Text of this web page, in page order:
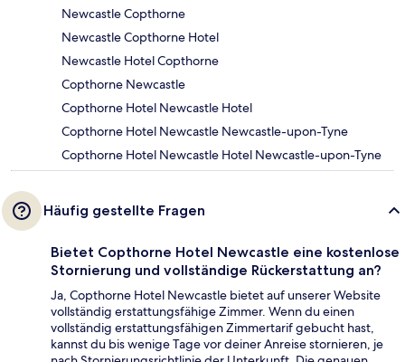
Newcastle Copthorne
Newcastle Copthorne Hotel
Newcastle Hotel Copthorne
Copthorne Newcastle
Copthorne Hotel Newcastle Hotel
Copthorne Hotel Newcastle Newcastle-upon-Tyne
Copthorne Hotel Newcastle Hotel Newcastle-upon-Tyne
Häufig gestellte Fragen
Bietet Copthorne Hotel Newcastle eine kostenlose
Stornierung und vollständige Rückerstattung an?
Ja, Copthorne Hotel Newcastle bietet auf unserer Website
vollständig erstattungsfähige Zimmer. Wenn du einen
vollständig erstattungsfähigen Zimmertarif gebucht hast,
kannst du bis wenige Tage vor deiner Anreise stornieren, je